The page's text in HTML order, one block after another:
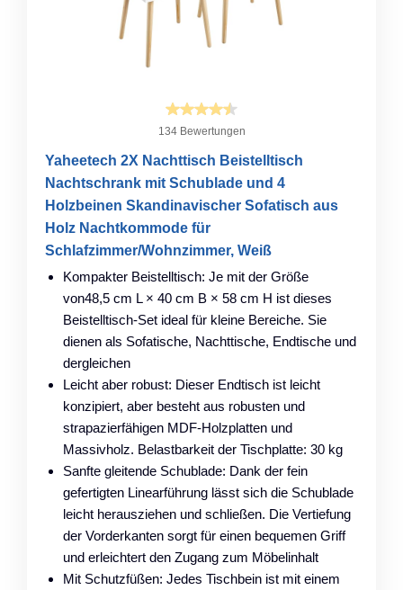
134 Bewertungen
Yaheetech 2X Nachttisch Beistelltisch
Nachtschrank mit Schublade und 4
Holzbeinen Skandinavischer Sofatisch aus
Holz Nachtkommode für
Schlafzimmer/Wohnzimmer, Weiß
Kompakter Beistelltisch: Je mit der Größe
von48,5 cm L × 40 cm B × 58 cm H ist dieses
Beistelltisch-Set ideal für kleine Bereiche. Sie
dienen als Sofatische, Nachttische, Endtische und
dergleichen
Leicht aber robust: Dieser Endtisch ist leicht
konzipiert, aber besteht aus robusten und
strapazierfähigen MDF-Holzplatten und
Massivholz. Belastbarkeit der Tischplatte: 30 kg
Sanfte gleitende Schublade: Dank der fein
gefertigten Linearführung lässt sich die Schublade
leicht herausziehen und schließen. Die Vertiefung
der Vorderkanten sorgt für einen bequemen Griff
und erleichtert den Zugang zum Möbelinhalt
Mit Schutzfüßen: Jedes Tischbein ist mit einem